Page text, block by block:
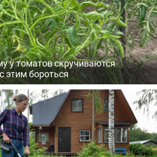
у томатов скручиваются
этим бороться